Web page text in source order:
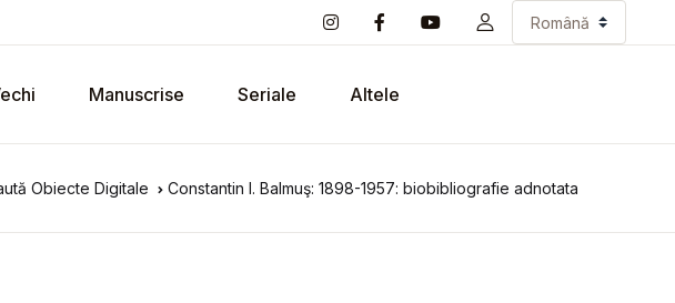
Manuscrise Seriale Altele
Obiecte Digitale Constantin I. Balmuş: 1898-1957: biobibliografie adnotata